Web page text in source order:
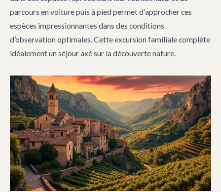
parcours en voiture puis à pied permet d’approcher ces
espèces impressionnantes dans des conditions
d’observation optimales. Cette excursion familiale complète
idéalement un séjour axé sur la découverte nature.